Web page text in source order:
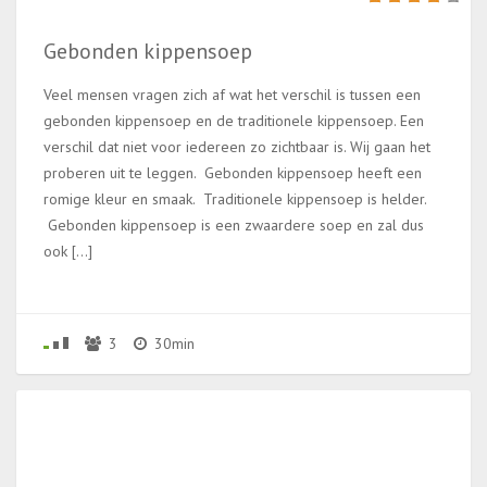
Gebonden kippensoep
Veel mensen vragen zich af wat het verschil is tussen een
gebonden kippensoep en de traditionele kippensoep. Een
verschil dat niet voor iedereen zo zichtbaar is. Wij gaan het
proberen uit te leggen. Gebonden kippensoep heeft een
romige kleur en smaak. Traditionele kippensoep is helder.
Gebonden kippensoep is een zwaardere soep en zal dus
ook […]
3 30min